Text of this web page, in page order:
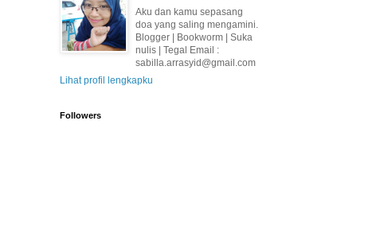
Aku dan kamu sepasang
doa yang saling mengamini.
Blogger | Bookworm | Suka
nulis | Tegal Email :
sabilla.arrasyid@gmail.com
Lihat profil lengkapku
Followers